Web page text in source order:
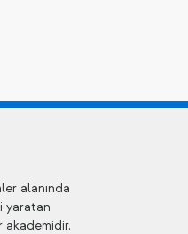
alanında
yaratan
akademidir.